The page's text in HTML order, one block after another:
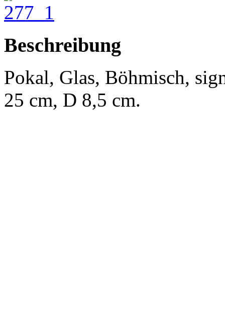
Beschreibung
Pokal, Glas, Böhmisch,
25 cm, D 8,5 cm.